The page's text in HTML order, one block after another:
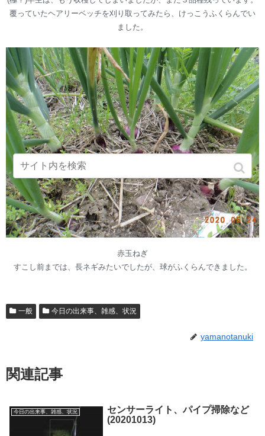
覆っていたヘアリーベッチを刈り取ってみたら、けっこうふくらんでい
ました。
赤玉ねぎ
すこし前までは、長ネギみたいでしたが、球がふくらんできました。
一般 今日の出来事、雑感、状況
yamanotanuki
関連記事
今日の出来事、雑感、状況
センサーライト、パイプ掃除など
(20201013)